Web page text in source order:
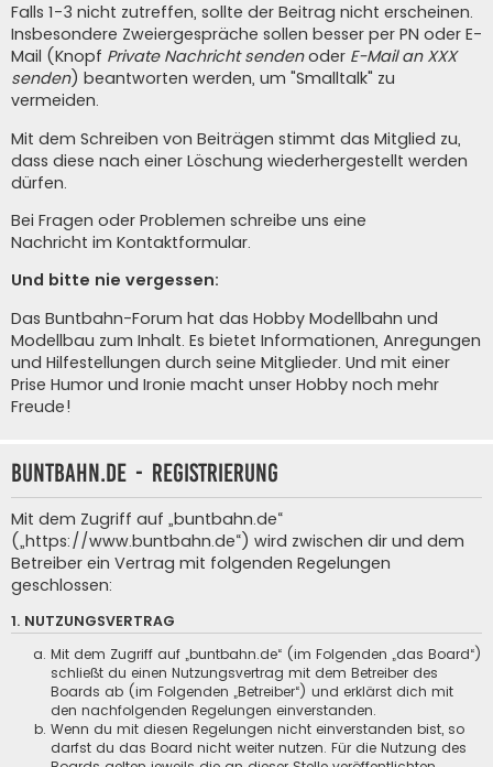
Falls 1-3 nicht zutreffen, sollte der Beitrag nicht erscheinen.
Insbesondere Zweiergespräche sollen besser per PN oder E-
Mail (Knopf Private Nachricht sendenoder E-Mail an XXX
senden) beantworten werden, um "Smalltalk" zu
vermeiden.
Mit dem Schreiben von Beiträgen stimmt das Mitglied zu,
dass diese nach einer Löschung wiederhergestellt werden
dürfen.
Bei Fragen oder Problemen schreibe uns eine
Nachricht im Kontaktformular.
Und bitte nie vergessen:
Das Buntbahn-Forum hat das Hobby Modellbahn und
Modellbau zum Inhalt. Es bietet Informationen, Anregungen
und Hilfestellungen durch seine Mitglieder. Und mit einer
Prise Humor und Ironie macht unser Hobby noch mehr
Freude!
buntbahn.de - Registrierung
Mit dem Zugriff auf „buntbahn.de“
(„https://www.buntbahn.de“) wird zwischen dir und dem
Betreiber ein Vertrag mit folgenden Regelungen
geschlossen:
1. NUTZUNGSVERTRAG
Mit dem Zugriff auf „buntbahn.de“ (im Folgenden „das Board“)
schließt du einen Nutzungsvertrag mit dem Betreiber des
Boards ab (im Folgenden „Betreiber“) und erklärst dich mit
den nachfolgenden Regelungen einverstanden.
Wenn du mit diesen Regelungen nicht einverstanden bist, so
darfst du das Board nicht weiter nutzen. Für die Nutzung des